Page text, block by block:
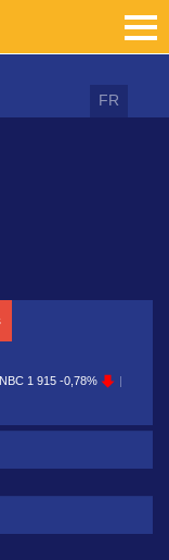
FR
BOAB 8 700